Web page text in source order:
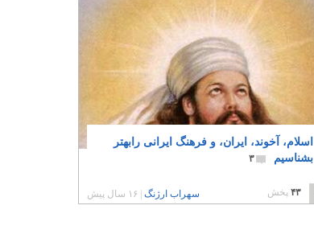
اسلام، آخوند، ایران، و فرهنگ ایرانی رابهتر
بشناسیم
۳
۴۳ پخش سهراب ارژنگ ۱۶ سال پیش